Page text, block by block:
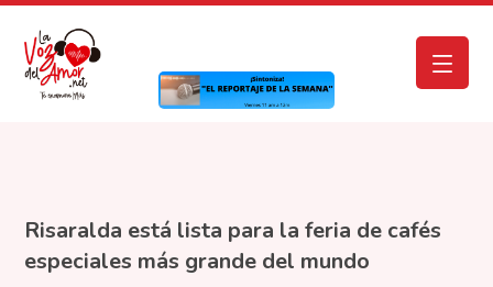
Risaralda está lista para la feria de cafés
especiales más grande del mundo